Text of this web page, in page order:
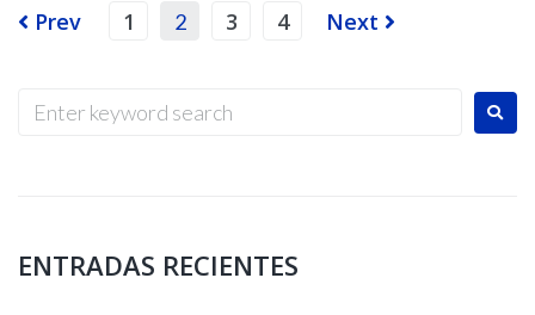
Prev 1 2 3 4 Next
ENTRADAS RECIENTES